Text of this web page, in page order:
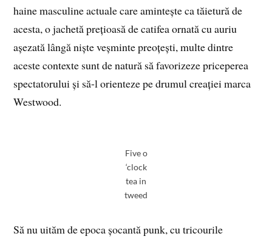
haine masculine actuale care amintește ca tăietură de
acesta, o jachetă prețioasă de catifea ornată cu auriu
așezată lângă niște veșminte preoțești, multe dintre
aceste contexte sunt de natură să favorizeze priceperea
spectatorului și să-l orienteze pe drumul creației marca
Westwood.
Five o
‘clock
tea in
tweed
Să nu uităm de epoca șocantă punk, cu tricourile